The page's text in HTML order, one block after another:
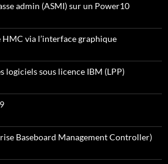
admin (ASMI) sur un Power10
via l’interface graphique
logiciels sous licence IBM (LPP)
Baseboard Management Controller)